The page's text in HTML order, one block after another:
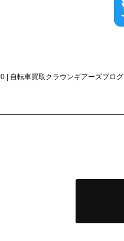
| 自転車買取クラウンギアーズブログ